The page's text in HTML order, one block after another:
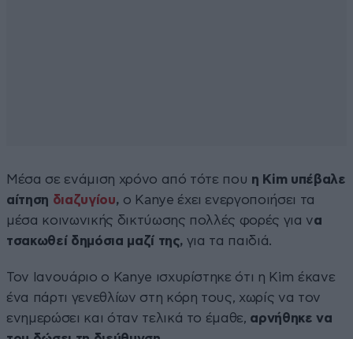
Μέσα σε ενάμιση χρόνο από τότε που η Kim υπέβαλε
αίτηση διαζυγίου, ο Kanye έχει ενεργοποιήσει τα
μέσα κοινωνικής δικτύωσης πολλές φορές για να
τσακωθεί δημόσια μαζί της, για τα παιδιά.
Τον Ιανουάριο ο Kanye ισχυρίστηκε ότι η Kim έκανε
ένα πάρτι γενεθλίων στη κόρη τους, χωρίς να τον
ενημερώσει και όταν τελικά το έμαθε, αρνήθηκε να